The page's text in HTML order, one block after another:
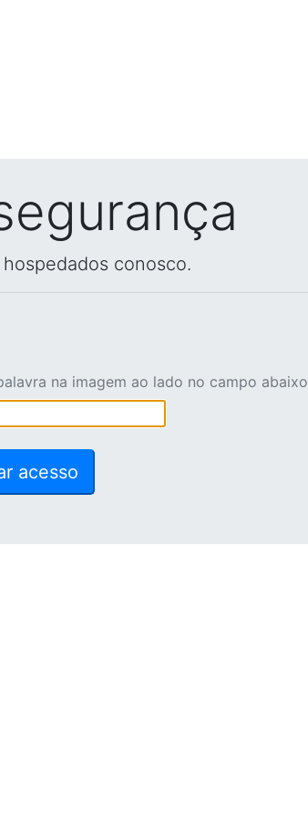
conosco.
na imagem ao lado no campo abaixo